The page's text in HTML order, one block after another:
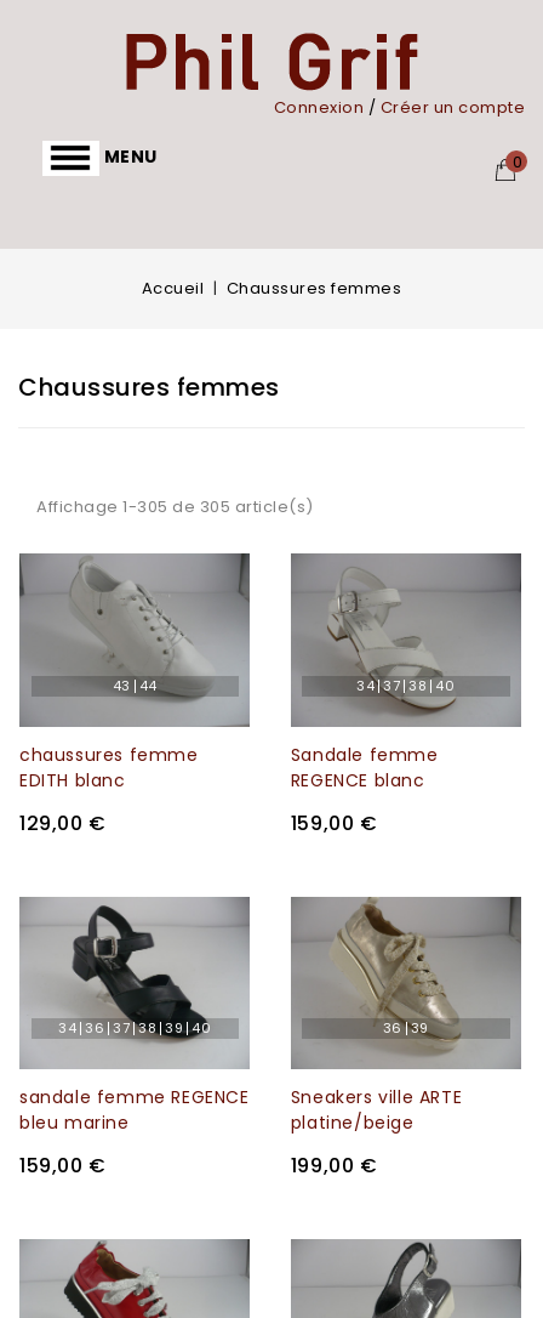
Connexion / Créer un compte
0
MENU
Accueil Chaussures femmes
Chaussures femmes
Affichage 1-305 de 305 article(s)
43 44
chaussures femme
EDITH blanc
129,00 €
34 37 38 40
Sandale femme
REGENCE blanc
159,00 €
34 36 37 38 39 40
sandale femme REGENCE
bleu marine
159,00 €
36 39
Sneakers ville ARTE
platine/beige
199,00 €